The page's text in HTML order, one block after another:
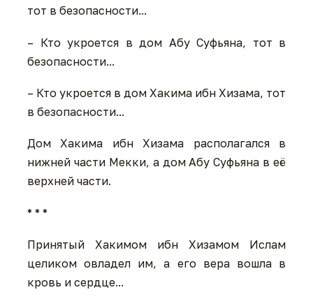
тот в безопасности...
– Кто укроется в дом Абу Суфьяна, тот в
безопасности...
– Кто укроется в дом Хакима ибн Хизама, тот
в безопасности...
Дом Хакима ибн Хизама располагался в
нижней части Мекки, а дом Абу Суфьяна в её
верхней части.
* * *
Принятый Хакимом ибн Хизамом Ислам
целиком овладел им, а его вера вошла в
кровь и сердце...